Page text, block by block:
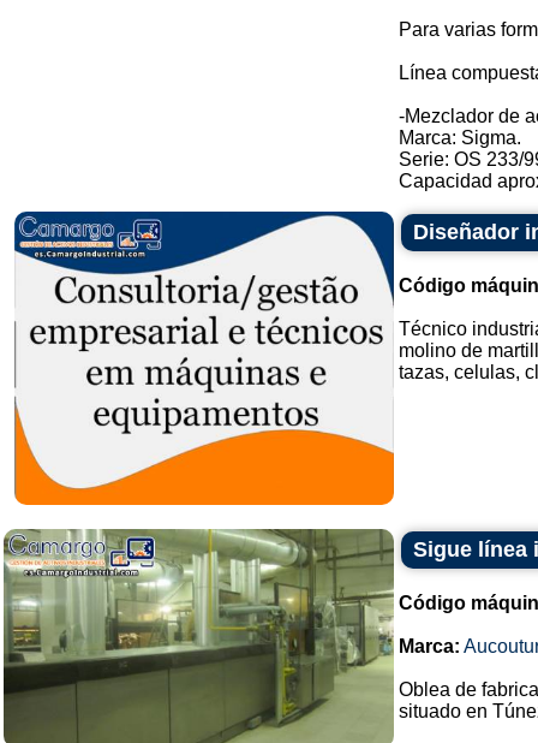
Para varias
Línea
-Mezclador de
Marca: Sigma.
Serie: OS 233/
Capacidad
Diseñador
Código
Técnico
molino de
tazas, celulas,
Sigue línea
Código
Marca:
Oblea de
situado en